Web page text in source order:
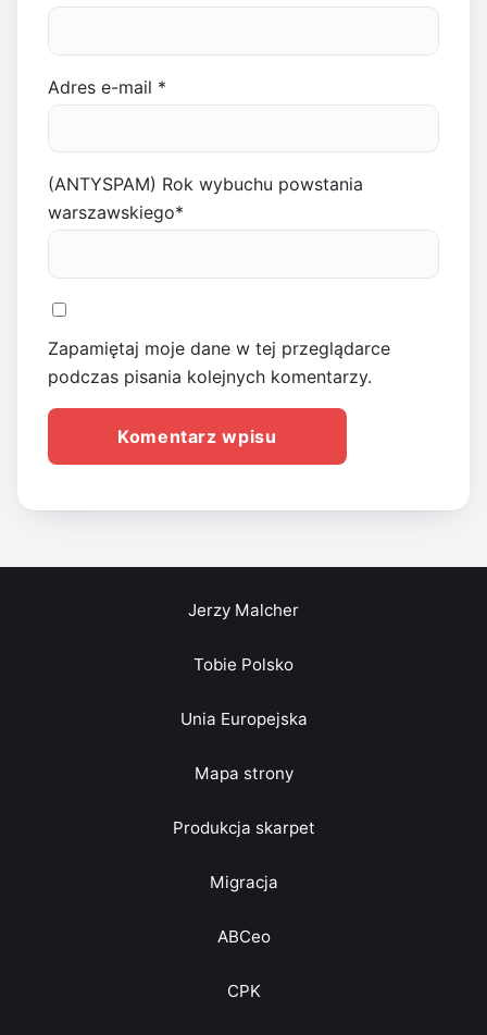
Adres e-mail *
(ANTYSPAM) Rok wybuchu powstania
warszawskiego*
Zapamiętaj moje dane w tej przeglądarce
podczas pisania kolejnych komentarzy.
Jerzy Malcher
Tobie Polsko
Unia Europejska
Mapa strony
Produkcja skarpet
Migracja
ABCeo
CPK